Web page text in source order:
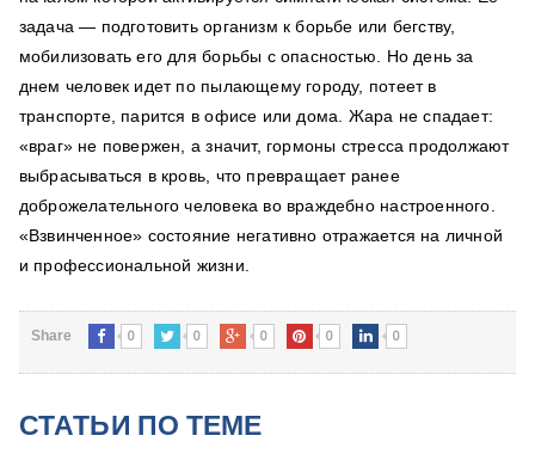
задача — подготовить организм к борьбе или бегству,
мобилизовать его для борьбы с опасностью. Но день за
днем человек идет по пылающему городу, потеет в
транспорте, парится в офисе или дома. Жара не спадает:
«враг» не повержен, а значит, гормоны стресса продолжают
выбрасываться в кровь, что превращает ранее
доброжелательного человека во враждебно настроенного.
«Взвинченное» состояние негативно отражается на личной
и профессиональной жизни.
Share 0 0 0 0 0
СТАТЬИ ПО ТЕМЕ